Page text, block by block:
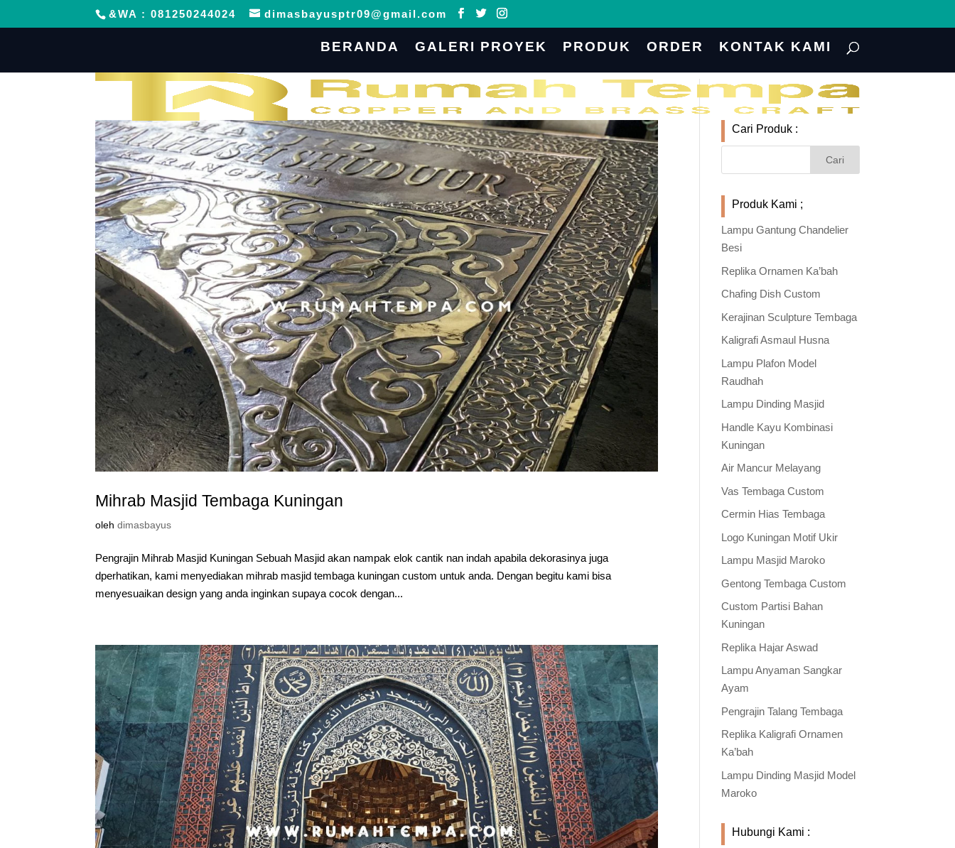
&WA : 081250244024 dimasbayusptr09@gmail.com
BERANDA GALERI PROYEK PRODUK ORDER KONTAK KAMI
Mihrab Masjid Tembaga Kuningan
olehdimasbayus
Pengrajin Mihrab Masjid Kuningan Sebuah Masjid akan nampak elok cantik nan indah apabila dekorasinya juga
dperhatikan, kami menyediakan mihrab masjid tembaga kuningan custom untuk anda. Dengan begitu kami bisa
menyesuaikan design yang anda inginkan supaya cocok dengan...
Cari Produk :
Produk Kami ;
Lampu Gantung Chandelier
Besi
Replika Ornamen Ka’bah
Chafing Dish Custom
Kerajinan Sculpture Tembaga
Kaligrafi Asmaul Husna
Lampu Plafon Model
Raudhah
Lampu Dinding Masjid
Handle Kayu Kombinasi
Kuningan
Air Mancur Melayang
Vas Tembaga Custom
Cermin Hias Tembaga
Logo Kuningan Motif Ukir
Lampu Masjid Maroko
Gentong Tembaga Custom
Custom Partisi Bahan
Kuningan
Replika Hajar Aswad
Lampu Anyaman Sangkar
Ayam
Pengrajin Talang Tembaga
Replika Kaligrafi Ornamen
Ka’bah
Lampu Dinding Masjid Model
Maroko
Hubungi Kami :